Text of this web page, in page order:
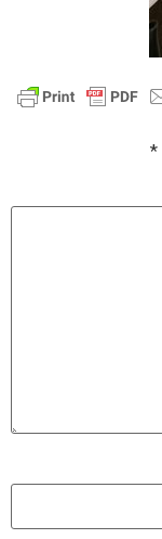
*